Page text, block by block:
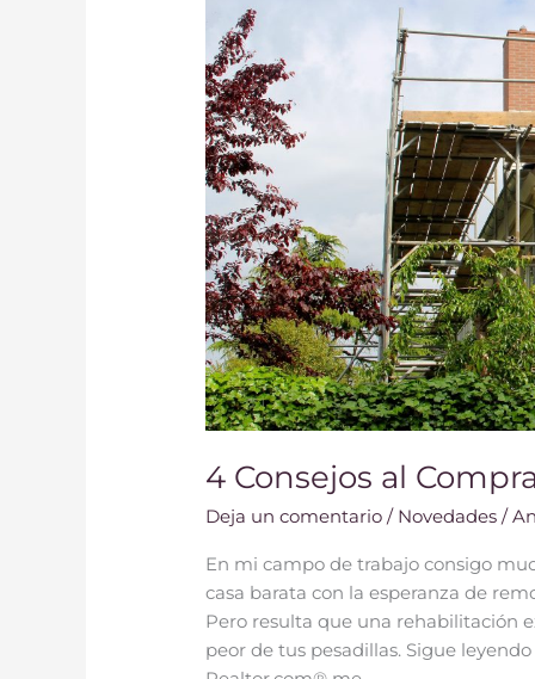
4 Consejos al
Deja un comentario / Novedades /
En mi campo de trabajo consigo
casa barata con la esperanza de
Pero resulta que una rehabilitación
peor de tus pesadillas. Sigue
Comprar
una
Casa
para
Remodelar